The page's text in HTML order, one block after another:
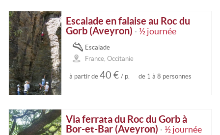
Escalade en falaise au Roc du
Gorb (Aveyron)
• ½ journée
Escalade
France, Occitanie
à partir de 40 € / p. de 1 à 8 personnes
Via ferrata du Roc du Gorb à
Bor-et-Bar (Aveyron)
• ½ journée